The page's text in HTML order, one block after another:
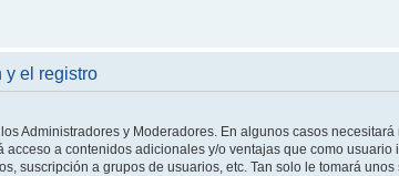
y el registro
Administradores y Moderadores. En algunos casos
a contenidos adicionales y/o ventajas que como usuario
suscripción a grupos de usuarios, etc. Tan solo le tomará unos